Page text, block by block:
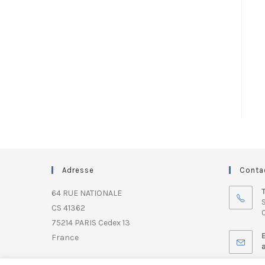
Adresse
64 RUE NATIONALE
CS 41362
75214 PARIS Cedex 13
France